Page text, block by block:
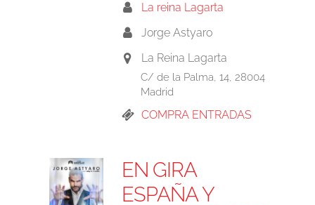
La reina Lagarta
Jorge Astyaro
La Reina Lagarta
C/ de la Palma, 14, 28004
Madrid
COMPRA ENTRADAS
EN GIRA
ESPAÑA Y